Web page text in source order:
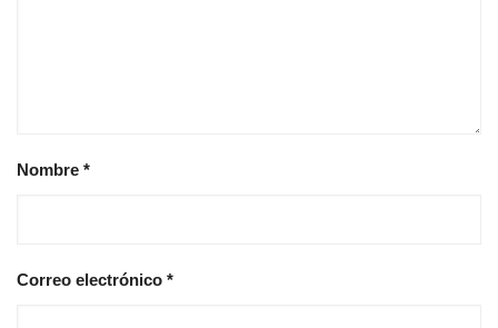
Nombre *
Correo electrónico *